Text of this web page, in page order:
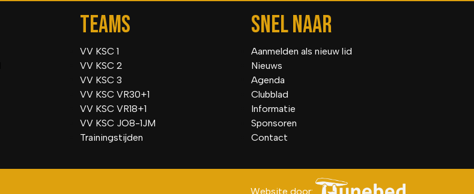
TEAMS
VV KSC 1
VV KSC 2
VV KSC 3
VV KSC VR30+1
VV KSC VR18+1
VV KSC JO8-1JM
Trainingstijden
SNEL NAAR
Aanmelden als nieuw lid
Nieuws
Agenda
Clubblad
Informatie
Sponsoren
Contact
Website door: